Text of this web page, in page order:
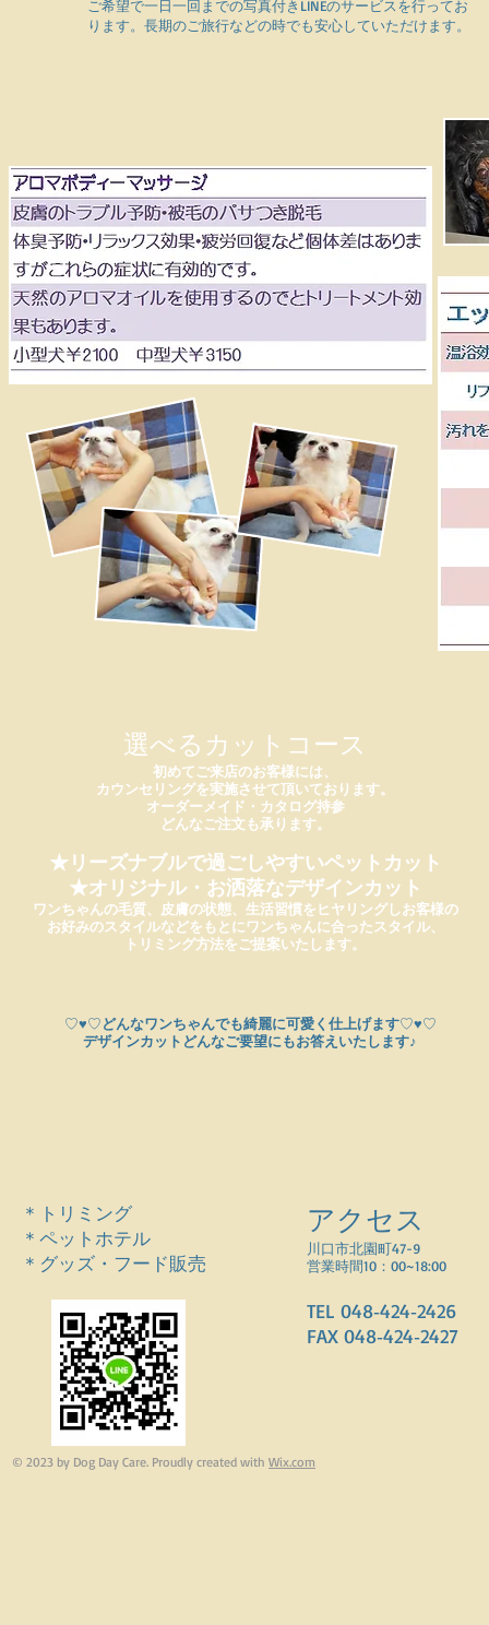
ご希望で一日一回までの写真付きLINEのサービスを行ってお
ります。長期のご旅行などの時でも安心していただけます。
選べるカットコース
初めてご来店のお客様には、
カウンセリングを実施させて頂いております。
オーダーメイド・カタログ持参
どんなご注文も承ります。
★リーズナブルで過ごしやすいペットカット
★オリジナル・お洒落なデザインカット
ワンちゃんの毛質、皮膚の状態、生活習慣をヒヤリングしお客様の
お好みのスタイルなどをもとにワンちゃんに合ったスタイル、
トリミング方法をご提案いたします。
♡♥♡どんなワンちゃんでも綺麗に可愛く仕上げます♡♥♡
デザインカットどんなご要望にもお答えいたします♪
＊トリミング
＊ペットホテル
＊グッズ・フード販売
アクセス
川口市北園町47-9
営業時間10：00~18:00
TEL 048‐424‐2426
FAX 048‐424‐2427
© 2023 by Dog Day Care. Proudly created with Wix.com